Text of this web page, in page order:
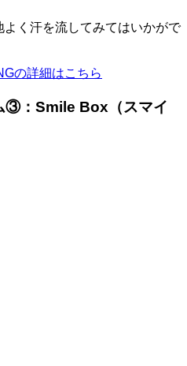
く汗を流してみてはいかがで
の詳細はこちら
③：Smile Box（スマイ